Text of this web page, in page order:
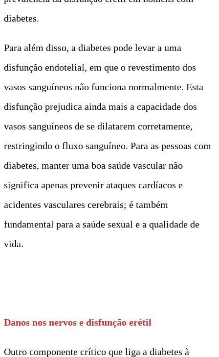
diabetes.
Para além disso, a diabetes pode levar a uma
disfunção endotelial, em que o revestimento dos
vasos sanguíneos não funciona normalmente. Esta
disfunção prejudica ainda mais a capacidade dos
vasos sanguíneos de se dilatarem corretamente,
restringindo o fluxo sanguíneo. Para as pessoas com
diabetes, manter uma boa saúde vascular não
significa apenas prevenir ataques cardíacos e
acidentes vasculares cerebrais; é também
fundamental para a saúde sexual e a qualidade de
vida.
Danos nos nervos e disfunção erétil
Outro componente crítico que liga a diabetes à